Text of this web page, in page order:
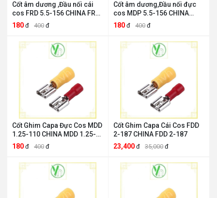
Cốt âm dương ,Đầu nối cái
cos FRD 5.5-156 CHINA FRD
5.5-156
180 đ 400 đ
Cốt âm dương,Đầu nối đực
cos MDP 5.5-156 CHINA
MDP 5.5-156
180 đ 400 đ
Cốt Ghim Capa Đực Cos MDD
1.25-110 CHINA MDD 1.25-
110
180 đ 400 đ
Cốt Ghim Capa Cái Cos FDD
2-187 CHINA FDD 2-187
23,400 đ 35,000 đ